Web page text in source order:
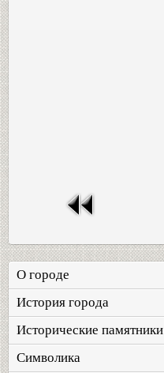
О городе
История города
Исторические памятники
Символика